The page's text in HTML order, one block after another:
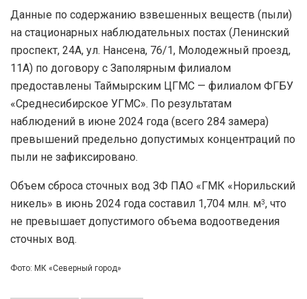
Данные по содержанию взвешенных веществ (пыли)
на стационарных наблюдательных постах (Ленинский
проспект, 24А, ул. Нансена, 76/1, Молодежный проезд,
11А) по договору с Заполярным филиалом
предоставлены Таймырским ЦГМС — филиалом ФГБУ
«Среднесибирское УГМС». По результатам
наблюдений в июне 2024 года (всего 284 замера)
превышений предельно допустимых концентраций по
пыли не зафиксировано.
Объем сброса сточных вод ЗФ ПАО «ГМК «Норильский
никель» в июнь 2024 года составил 1,704 млн. м3, что
не превышает допустимого объема водоотведения
сточных вод.
Фото: МК «Северный город»